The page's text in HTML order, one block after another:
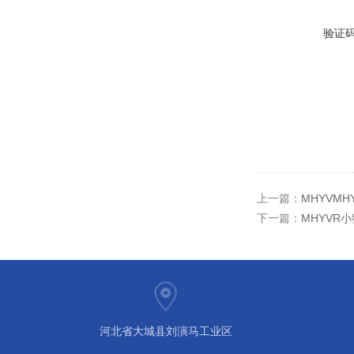
验证
上一篇：
下一篇： MHYVR
河北省大城县刘演马工业区